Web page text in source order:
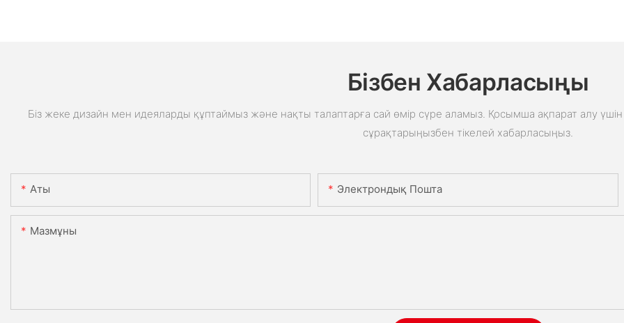
Бізбен Хабарласыңы
Біз жеке дизайн мен идеяларды құптаймыз және нақты талаптарға сай өмір сүре аламыз. Қосымша ақпарат алу
сұрақтарыңызбен тікелей хабарласыңыз.
Аты Электрондық Пошта
Мазмұны